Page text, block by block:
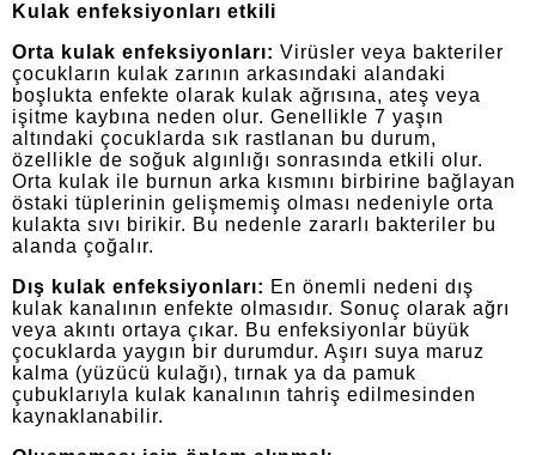
Kulak enfeksiyonları etkili
Orta kulak enfeksiyonları: Virüsler veya bakteriler
çocukların kulak zarının arkasındaki alandaki
boşlukta enfekte olarak kulak ağrısına, ateş veya
işitme kaybına neden olur. Genellikle 7 yaşın
altındaki çocuklarda sık rastlanan bu durum,
özellikle de soğuk algınlığı sonrasında etkili olur.
Orta kulak ile burnun arka kısmını birbirine bağlayan
östaki tüplerinin gelişmemiş olması nedeniyle orta
kulakta sıvı birikir. Bu nedenle zararlı bakteriler bu
alanda çoğalır.
Dış kulak enfeksiyonları: En önemli nedeni dış
kulak kanalının enfekte olmasıdır. Sonuç olarak ağrı
veya akıntı ortaya çıkar. Bu enfeksiyonlar büyük
çocuklarda yaygın bir durumdur. Aşırı suya maruz
kalma (yüzücü kulağı), tırnak ya da pamuk
çubuklarıyla kulak kanalının tahriş edilmesinden
kaynaklanabilir.